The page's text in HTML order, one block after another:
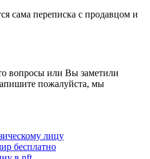
сама переписка с продавцом и
вопросы или Вы заметили
пожалуйста, мы
лицу
бесплатно